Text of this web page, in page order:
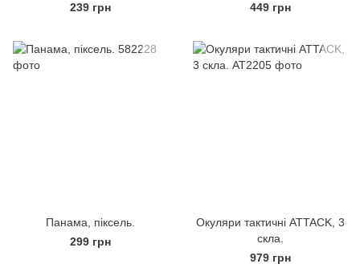
239 грн
449 грн
Панама, піксель.
299 грн
Окуляри тактичні ATTACK, 3
скла.
979 грн